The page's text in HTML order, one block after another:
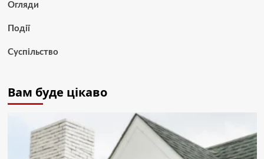
Огляди
Події
Суспільство
Вам буде цікаво